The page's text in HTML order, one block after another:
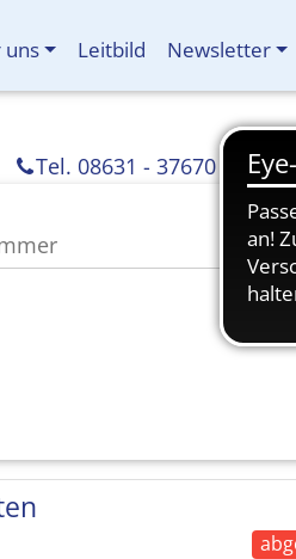
uns Leitbild Newsletter
Tel. 08631 - 37670